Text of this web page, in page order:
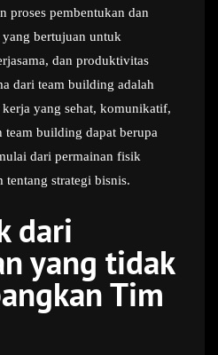
proses pembentukan dan
bertujuan untuk
dan produktivitas
dari team building adalah
yang sehat, komunikatif,
building dapat berupa
dari permainan fisik
tentang strategi bisnis.
dari
yang tidak
Tim